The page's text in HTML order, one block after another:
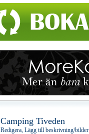
Camping Tiveden
Redigera, Lägg till beskrivning/bilder